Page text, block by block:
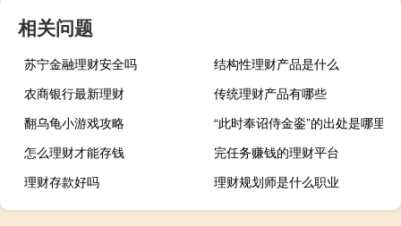
相关问题
苏宁金融理财安全吗
结构性理财产品是什么
农商银行最新理财
传统理财产品有哪些
翻乌龟小游戏攻略
“此时奉诏侍金銮”的出处是哪里
怎么理财才能存钱
完任务赚钱的理财平台
理财存款好吗
理财规划师是什么职业